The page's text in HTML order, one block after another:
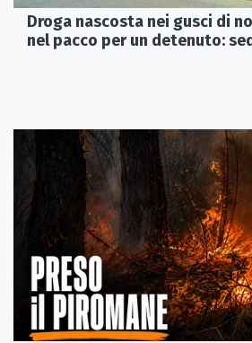
Droga nascosta nei gusci di
nel pacco per un detenuto: